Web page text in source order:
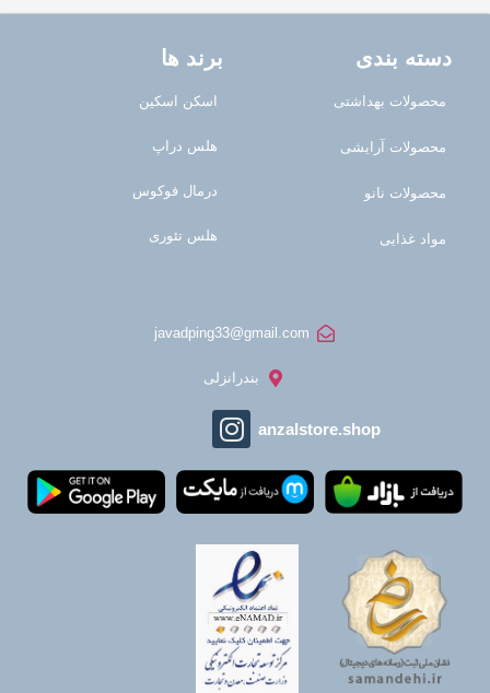
دسته بندی
محصولات بهداشتی
محصولات آرایشی
محصولات نانو
مواد غذایی
برند ها
اسکن اسکین
هلس دراپ
درمال فوکوس
هلس تئوری
javadping33@gmail.com
بندرانزلی
anzalstore.shop